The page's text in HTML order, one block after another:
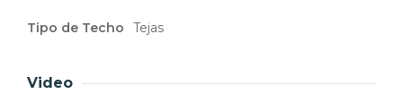
Tipo de Techo Tejas
Video